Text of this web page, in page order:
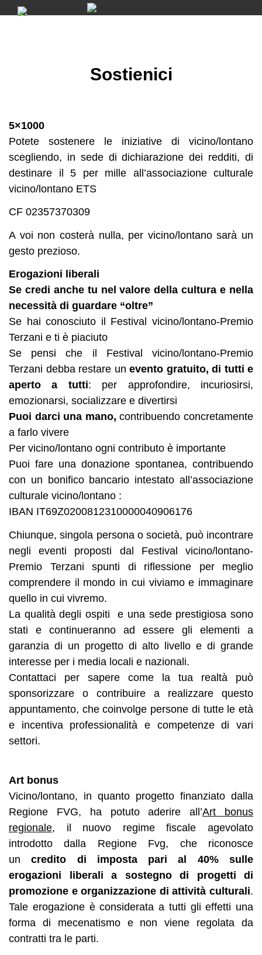
Skip
Sostienici
5×1000
Potete sostenere le iniziative di vicino/lontano
scegliendo, in sede di dichiarazione dei redditi, di
destinare il 5 per mille all’associazione culturale
vicino/lontano ETS
CF 02357370309
A voi non costerà nulla, per vicino/lontano sarà un
gesto prezioso.
Erogazioni liberali
Se credi anche tu nel valore della cultura e nella
necessità di guardare “oltre”
Se hai conosciuto il Festival vicino/lontano-Premio
Terzani e ti è piaciuto
Se pensi che il Festival vicino/lontano-Premio
Terzani debba restare un evento gratuito, di tutti e
aperto a tutti: per approfondire, incuriosirsi,
emozionarsi, socializzare e divertirsi
Puoi darci una mano,contribuendo concretamente
a farlo vivere
Per vicino/lontano ogni contributo è importante
Puoi fare una donazione spontanea, contribuendo
con un bonifico bancario intestato all’associazione
culturale vicino/lontano :
IBAN IT69Z0200812310000040906176
Chiunque, singola persona o società, può incontrare
negli eventi proposti dal Festival vicino/lontano-
Premio Terzani spunti di riflessione per meglio
comprendere il mondo in cui viviamo e immaginare
quello in cui vivremo.
La qualità degli ospiti e una sede prestigiosa sono
stati e continueranno ad essere gli elementi a
garanzia di un progetto di alto livello e di grande
interesse per i media locali e nazionali.
Contattaci per sapere come la tua realtà può
sponsorizzare o contribuire a realizzare questo
appuntamento, che coinvolge persone di tutte le età
e incentiva professionalità e competenze di vari
settori.
Art bonus
Vicino/lontano, in quanto progetto finanziato dalla
Regione FVG, ha potuto aderire all’Art bonus
regionale, il nuovo regime fiscale agevolato
introdotto dalla Regione Fvg, che riconosce
uncredito di imposta pari al 40% sulle
erogazioni liberali a sostegno di progetti di
promozione e organizzazione di attività culturali.
Tale erogazione è considerata a tutti gli effetti una
forma di mecenatismo e non viene regolata da
contratti tra le parti.